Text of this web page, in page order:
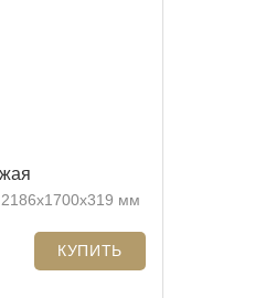
мм